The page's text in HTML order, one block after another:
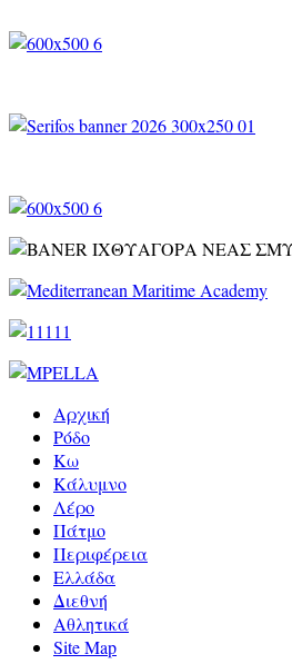
Αρχική
Ρόδο
Κω
Κάλυμνο
Λέρο
Πάτμο
Περιφέρεια
Ελλάδα
Διεθνή
Αθλητικά
Site Map